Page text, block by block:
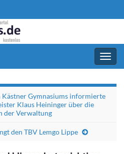
Kästner Gymnasiums informierte
Klaus Heininger über die
der Verwaltung
den TBV Lemgo Lippe